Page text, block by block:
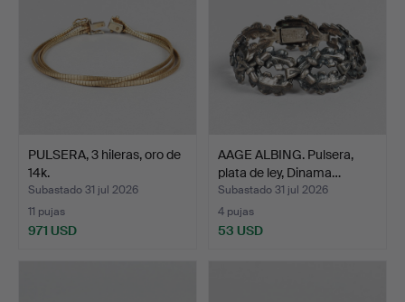
PULSERA, 3 hileras, oro de
14k.
Subastado 31 jul 2026
11 pujas
971 USD
AAGE ALBING. Pulsera,
plata de ley, Dinama…
Subastado 31 jul 2026
4 pujas
53 USD